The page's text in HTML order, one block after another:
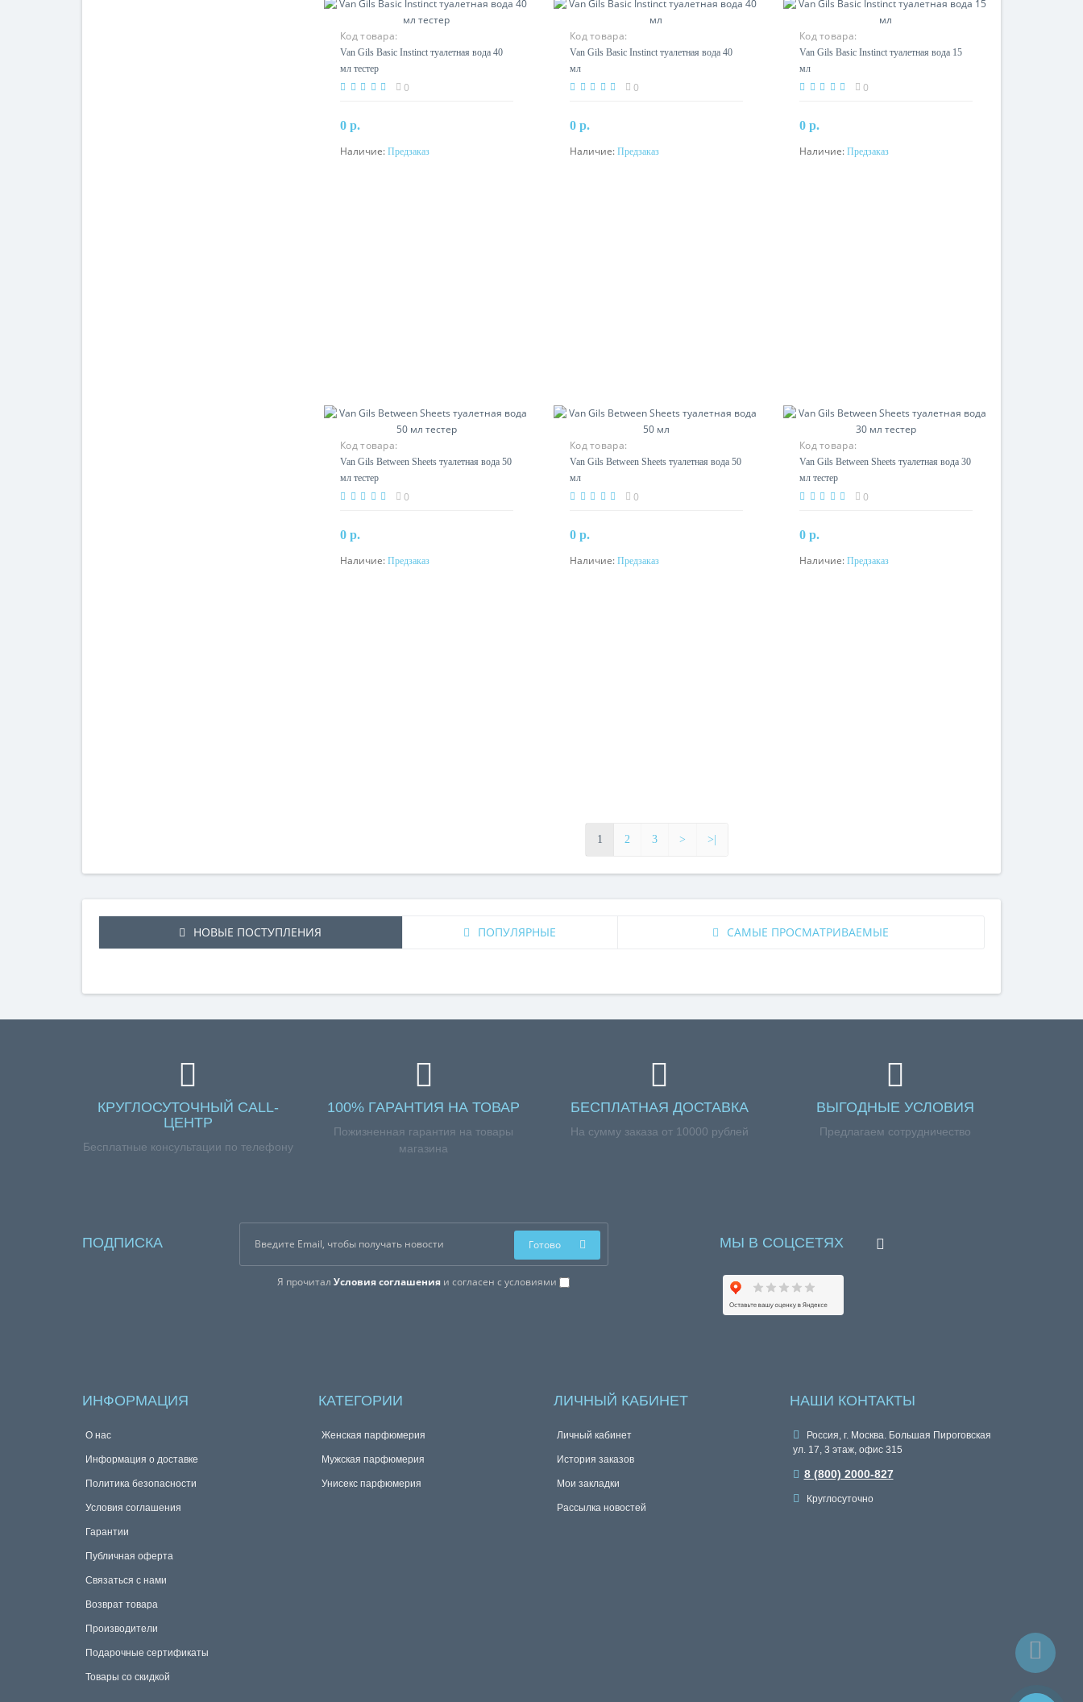
Код товара:
Van Gils Basic Instinct туалетная вода 40
мл тестер
0
0 р.
Предзаказ
Наличие: Предзаказ
Код товара:
Van Gils Basic Instinct туалетная вода 40
мл
0
0 р.
Предзаказ
Наличие: Предзаказ
Код товара:
Van Gils Basic Instinct туалетная вода 15
мл
0
0 р.
Предзаказ
Наличие: Предзаказ
Код товара:
Van Gils Between Sheets туалетная вода 50
мл тестер
0
0 р.
Предзаказ
Наличие: Предзаказ
Код товара:
Van Gils Between Sheets туалетная вода 50
мл
0
0 р.
Предзаказ
Наличие: Предзаказ
Код товара:
Van Gils Between Sheets туалетная вода 30
мл тестер
0
0 р.
Предзаказ
Наличие: Предзаказ
1 2 3 > >|
НОВЫЕ ПОСТУПЛЕНИЯ ПОПУЛЯРНЫЕ САМЫЕ ПРОСМАТРИВАЕМЫЕ
КРУГЛОСУТОЧНЫЙ CALL-
ЦЕНТР
Бесплатные консультации по телефону
100% ГАРАНТИЯ НА ТОВАР
Пожизненная гарантия на товары
магазина
БЕСПЛАТНАЯ ДОСТАВКА
На сумму заказа от 10000 рублей
ВЫГОДНЫЕ УСЛОВИЯ
Предлагаем сотрудничество
ПОДПИСКА
Я прочиталУсловия соглашения и согласен с условиями
Готово МЫ В СОЦСЕТЯХ
ИНФОРМАЦИЯ
О нас
Информация о доставке
Политика безопасности
Условия соглашения
Гарантии
Публичная оферта
Связаться с нами
Возврат товара
Производители
Подарочные сертификаты
Товары со скидкой
КАТЕГОРИИ
Женская парфюмерия
Мужская парфюмерия
Унисекс парфюмерия
ЛИЧНЫЙ КАБИНЕТ
Личный кабинет
История заказов
Мои закладки
Рассылка новостей
НАШИ КОНТАКТЫ
Россия, г. Москва. Большая Пироговская
ул. 17, 3 этаж, офис 315
8 (800) 2000-827
Круглосуточно